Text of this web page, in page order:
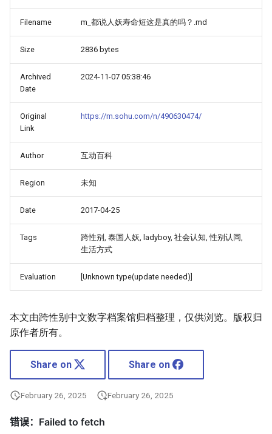
Filename m_都说人妖寿命短这是真的吗？.md
Size 2836 bytes
Archived
Date
2024-11-07 05:38:46
Original
Link
https://m.sohu.com/n/490630474/
Author 互动百科
Region 未知
Date 2017-04-25
Tags
跨性别, 泰国人妖, ladyboy, 社会认知, 性别认同,
生活方式
Evaluation [Unknown type(update needed)]
本文由跨性别中文数字档案馆归档整理，仅供浏览。版权归
原作者所有。
Share on Share on
February 26, 2025 February 26, 2025